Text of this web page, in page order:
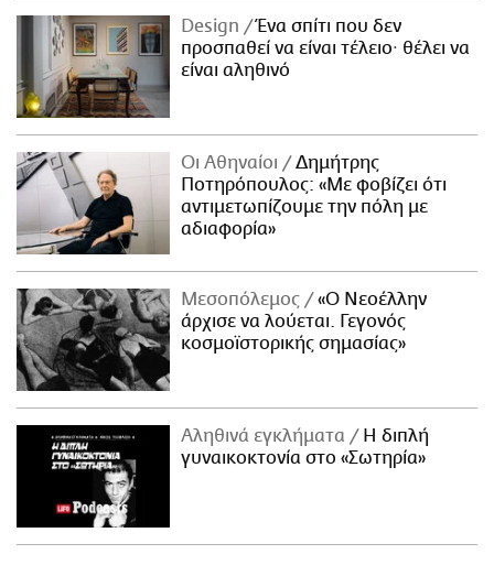
Design
Ένα σπίτι που δεν
προσπαθεί να είναι τέλειο· θέλει να
είναι αληθινό
Οι Αθηναίοι
Δημήτρης
Ποτηρόπουλος: «Με φοβίζει ότι
αντιμετωπίζουμε την πόλη με
αδιαφορία»
Μεσοπόλεμος
«Ο Νεοέλλην
άρχισε να λούεται. Γεγονός
κοσμοϊστορικής σημασίας»
Αληθινά εγκλήματα
Η διπλή
γυναικοκτονία στο «Σωτηρία»